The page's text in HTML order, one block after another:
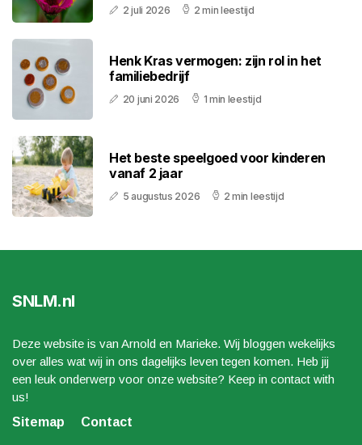
2 juli 2026 2 min leestijd
Henk Kras vermogen: zijn rol in het
familiebedrijf
20 juni 2026 1 min leestijd
Het beste speelgoed voor kinderen
vanaf 2 jaar
5 augustus 2026 2 min leestijd
SNLM.nl
Deze website is van Arnold en Marieke. Wij bloggen wekelijks
over alles wat wij in ons dagelijks leven tegen komen. Heb jij
een leuk onderwerp voor onze website? Keep in contact with
us!
Sitemap
Contact